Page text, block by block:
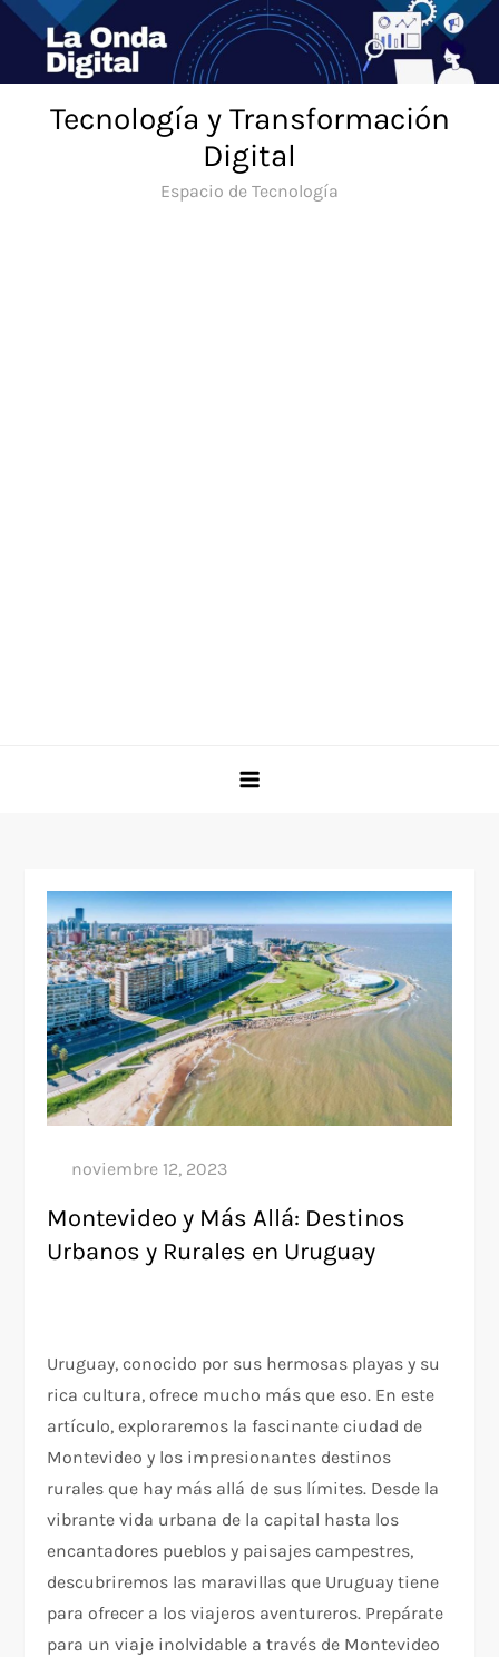
Saltar
contenido
Tecnología y Transformación
Digital
Espacio de Tecnología
Montevideo y Más Allá: Destinos
Urbanos y Rurales en Uruguay
Uruguay, conocido por sus hermosas playas y su
rica cultura, ofrece mucho más que eso. En este
artículo, exploraremos la fascinante ciudad de
Montevideo y los impresionantes destinos
rurales que hay más allá de sus límites. Desde la
vibrante vida urbana de la capital hasta los
encantadores pueblos y paisajes campestres,
descubriremos las maravillas que Uruguay tiene
para ofrecer a los viajeros aventureros. Prepárate
para un viaje inolvidable a través de Montevideo